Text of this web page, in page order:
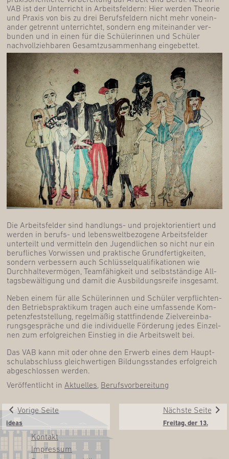
VAB ist der Unter­richt in Arbeits­fel­dern: Hier wer­den Theo­rie
und Pra­xis von bis zu drei Berufs­fel­dern nicht mehr von­ein­
an­der getrennt unter­rich­tet, son­dern eng mit­ein­an­der ver­
bun­den und in einen für die Schü­le­rin­nen und Schü­ler
nach­voll­zieh­ba­ren Gesamt­zu­sam­men­hang eingebettet.
Die Arbeits­fel­der sind hand­lungs- und pro­jekt­ori­en­tiert und
wer­den in berufs- und lebens­welt­be­zo­ge­ne Arbeits­fel­der
unter­teilt und ver­mit­teln den Jugend­li­chen so nicht nur ein
beruf­li­ches Vor­wis­sen und prak­ti­sche Grund­fer­tig­kei­ten,
son­dern ver­bes­sern auch Schlüs­sel­qua­li­fi­ka­tio­nen wie
Durch­hal­te­ver­mö­gen, Team­fä­hig­keit und selbst­stän­di­ge All­
tags­be­wäl­ti­gung und damit die Aus­bil­dungs­rei­fe insgesamt.
Neben einem für alle Schü­le­rin­nen und Schü­ler ver­pflich­ten­
den Betriebs­prak­ti­kum tra­gen auch eine umfas­sen­de Kom­
pe­tenz­fest­stel­lung, regel­mä­ßig statt­fin­den­de Ziel­ver­ein­ba­
rungs­ge­sprä­che und die indi­vi­du­el­le För­de­rung jedes Ein­zel­
nen zum erfolg­rei­chen Ein­stieg in die Arbeits­welt bei.
Das VAB kann mit oder ohne den Erwerb eines dem Haupt­
schul­ab­schluss gleich­wer­ti­gen Bil­dungs­stan­des erfolg­reich
abge­schlos­sen werden.
Veröffentlicht in Aktuelles Berufsvorbereitung
Vorige Seite
ide­as
Nächste Seite
Frei­tag, der 13.
Kon­takt
Impres­sum